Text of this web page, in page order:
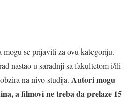
se prijaviti za ovu kategoriju.
nastao u saradnji sa fakultetom i/ili
na nivo studija. Autori mogu
a filmovi ne treba da prelaze 15